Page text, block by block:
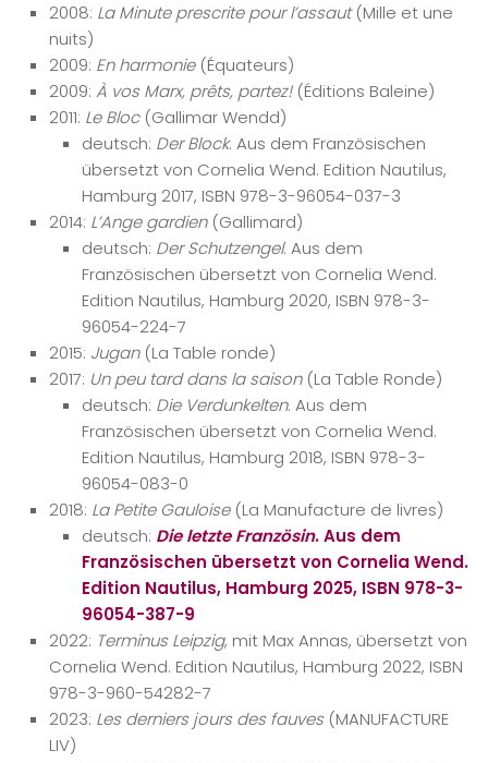
2008: La Minute prescrite pour l’assaut(Mille et une
nuits)
2009: En harmonie(Équateurs)
2009: À vos Marx, prêts, partez!(Éditions Baleine)
2011: Le Bloc(Gallimar Wendd)
deutsch: Der Block. Aus dem Französischen
übersetzt von Cornelia Wend. Edition Nautilus,
Hamburg 2017, ISBN 978-3-96054-037-3
2014: L’Ange gardien(Gallimard)
deutsch: Der Schutzengel. Aus dem
Französischen übersetzt von Cornelia Wend.
Edition Nautilus, Hamburg 2020, ISBN 978-3-
96054-224-7
2015: Jugan(La Table ronde)
2017: Un peu tard dans la saison(La Table Ronde)
deutsch: Die Verdunkelten. Aus dem
Französischen übersetzt von Cornelia Wend.
Edition Nautilus, Hamburg 2018, ISBN 978-3-
96054-083-0
2018: La Petite Gauloise(La Manufacture de livres)
deutsch: Die letzte Französin. Aus dem
Französischen übersetzt von Cornelia Wend.
Edition Nautilus, Hamburg 2025, ISBN 978-3-
96054-387-9
2022: Terminus Leipzig, mit Max Annas, übersetzt von
Cornelia Wend. Edition Nautilus, Hamburg 2022, ISBN
978-3-960-54282-7
2023: Les derniers jours des fauves(MANUFACTURE
LIV)